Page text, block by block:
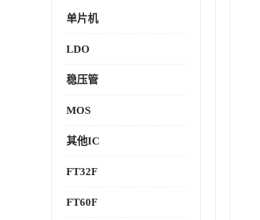
单片机
LDO
稳压管
MOS
其他IC
FT32F
FT60F